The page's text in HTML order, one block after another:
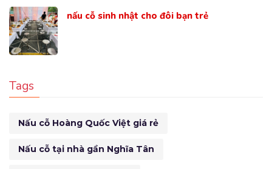
nấu cỗ sinh nhật cho đôi bạn trẻ
Tags
Nấu cỗ Hoàng Quốc Việt giá rẻ
Nấu cỗ tại nhà gần Nghĩa Tân